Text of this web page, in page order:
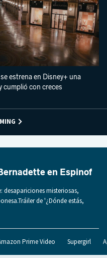
estrena en Disney+ una
cumplió con creces
en Espinof
desapariciones misteriosas,
de '¿Dónde estás,
Prime Video Supergirl